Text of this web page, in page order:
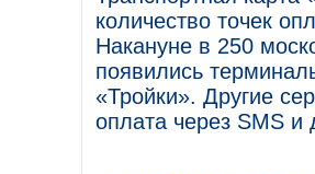
количество точек
Накануне в 250
появились
«Тройки». Другие
оплата через SMS и